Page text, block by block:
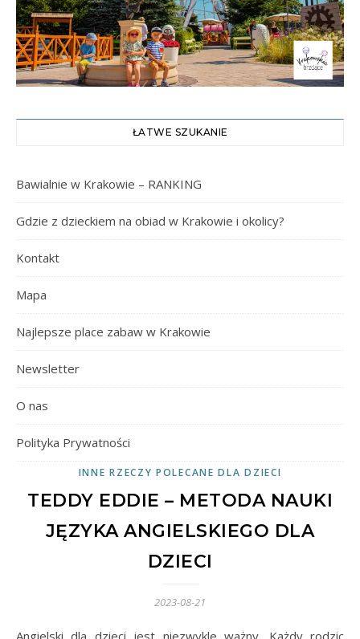
ŁATWE SZUKANIE
Bawialnie w Krakowie – RANKING
Gdzie z dzieckiem na obiad w Krakowie i okolicy?
Kontakt
Mapa
Najlepsze place zabaw w Krakowie
Newsletter
O nas
Polityka Prywatności
INNE RZECZY POLECANE DLA DZIECI
TEDDY EDDIE – METODA NAUKI
JĘZYKA ANGIELSKIEGO DLA
DZIECI
2023-08-21
Angielski dla dzieci jest niezwykle ważny. Każdy rodzic